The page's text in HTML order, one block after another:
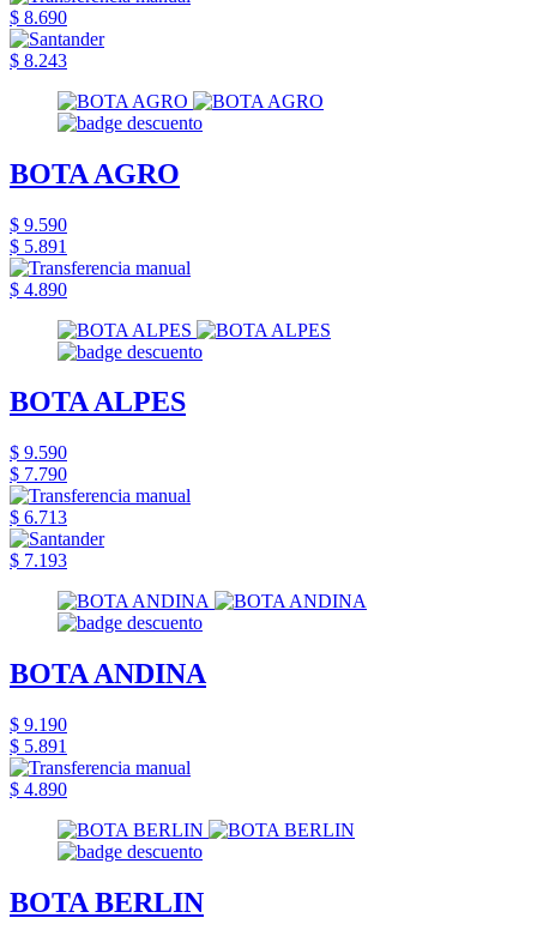
$ 8.690
$ 8.243
BOTA AGRO
$ 9.590
$ 5.891
$ 4.890
BOTA ALPES
$ 9.590
$ 7.790
$ 6.713
$ 7.193
BOTA ANDINA
$ 9.190
$ 5.891
$ 4.890
BOTA BERLIN